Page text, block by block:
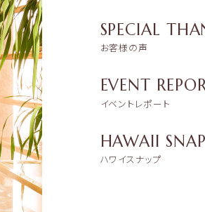
SPECIAL
お客様の声
EVENT
イベントレポート
HAWAII SNAP
ハワイスナップ